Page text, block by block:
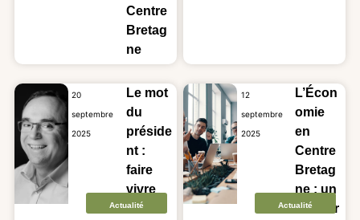
Centre
Bretag
ne
Actualité
20
septembre
2025
Le mot
du
préside
nt :
faire
vivre
ensem
Actualité
12
septembre
2025
L’Écon
omie
en
Centre
Bretag
ne : un
territoir